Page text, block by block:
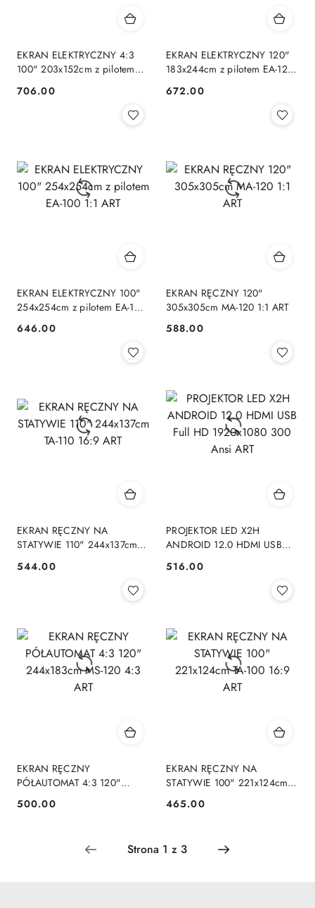
EKRAN ELEKTRYCZNY 4:3
100" 203x152cm z pilotem
Cena:
706.00
EKRAN ELEKTRYCZNY 120"
183x244cm z pilotem EA-120
Cena:
672.00
EKRAN ELEKTRYCZNY 100"
254x254cm z pilotem EA-100
Cena:
646.00
EKRAN RĘCZNY 120"
305x305cm MA-120 1:1 ART
Cena:
588.00
EKRAN RĘCZNY NA
STATYWIE 110" 244x137cm
Cena:
544.00
PROJEKTOR LED X2H
ANDROID 12.0 HDMI USB
ART
Cena:
516.00
EKRAN RĘCZNY
PÓŁAUTOMAT 4:3 120"
Cena:
500.00
EKRAN RĘCZNY NA
STATYWIE 100" 221x124cm
Cena:
465.00